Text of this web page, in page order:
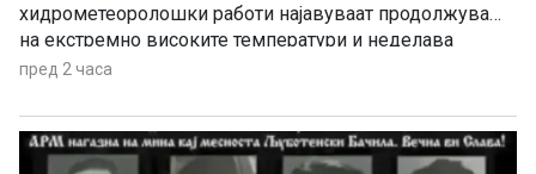
хидрометеоролошки работи најавуваат продолжување
на екстремно високите температури и неделава
пред 2 часа